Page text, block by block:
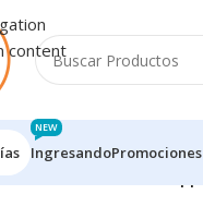
content
Ingresando
NEW
Promociones